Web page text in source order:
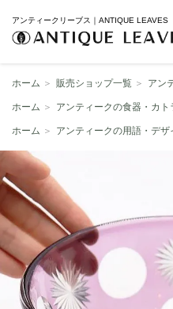
アンティークリーブス｜ANTIQUE LEAVES
ホーム ＞ 販売ショップ一覧 ＞ アン
ホーム ＞ アンティークの食器・カト
ホーム ＞ アンティークの用語・デザ